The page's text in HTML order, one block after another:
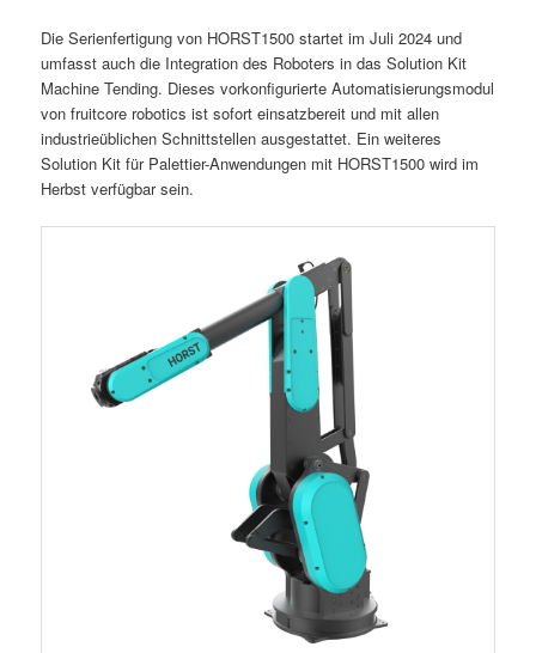
Die Serienfertigung von HORST1500 startet im Juli 2024 und
umfasst auch die Integration des Roboters in das Solution Kit
Machine Tending. Dieses vorkonfigurierte Automatisierungsmodul
von fruitcore robotics ist sofort einsatzbereit und mit allen
industrieüblichen Schnittstellen ausgestattet. Ein weiteres
Solution Kit für Palettier-Anwendungen mit HORST1500 wird im
Herbst verfügbar sein.